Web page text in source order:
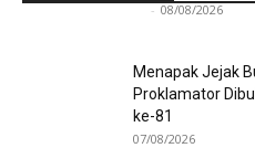
- 08/08/2026
Menapak Jejak
Proklamator
ke-81
07/08/2026